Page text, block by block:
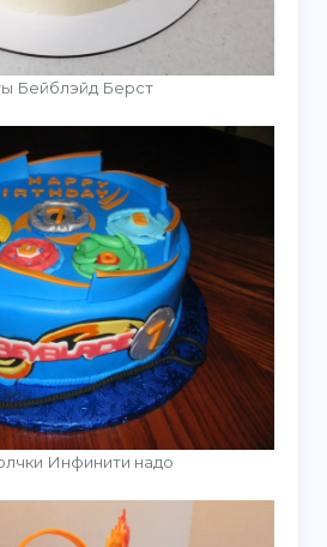
Бейблэйд Берст
Инфинити надо